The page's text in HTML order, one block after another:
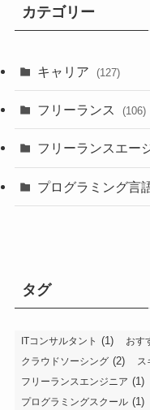
カテゴリー
キャリア (127)
フリーランス (106)
フリーランスエー
プログラミング言
タグ
ITコンサルタント (1) おす
クラウドソーシング (2) ス
フリーランスエンジニア (1)
プログラミングスクール (1)